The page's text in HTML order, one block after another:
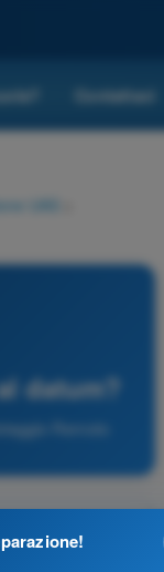
Contattaci
UAS
datum?
Remoto